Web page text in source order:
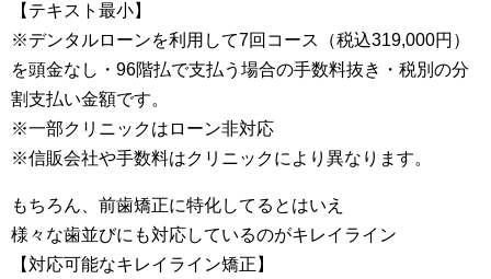
【テキスト最小】
※デンタルローンを利用して7回コース（税込319,000円）
を頭金なし・96階払で支払う場合の手数料抜き・税別の分
割支払い金額です。
※一部クリニックはローン非対応
※信販会社や手数料はクリニックにより異なります。
もちろん、前歯矯正に特化してるとはいえ
様々な歯並びにも対応しているのがキレイライン
【対応可能なキレイライン矯正】